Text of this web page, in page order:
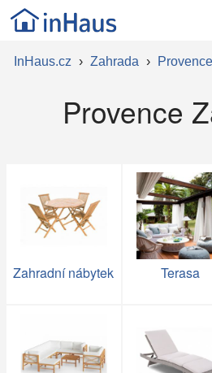
InHaus.cz › Zahrada › Provence
Provence
Zahradní nábytek Terasa